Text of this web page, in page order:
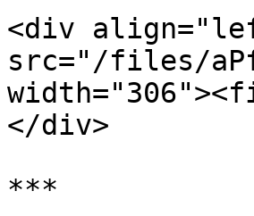
<div
src="/files/
</div>
***